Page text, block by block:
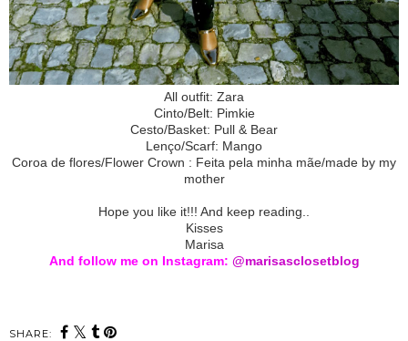
All outfit: Zara
Cinto/Belt: Pimkie
Cesto/Basket: Pull & Bear
Lenço/Scarf: Mango
Coroa de flores/Flower Crown : Feita pela minha mãe/made by my
mother
Hope you like it!!! And keep reading..
Kisses
Marisa
And follow me on Instagram: @marisasclosetblog
SHARE: